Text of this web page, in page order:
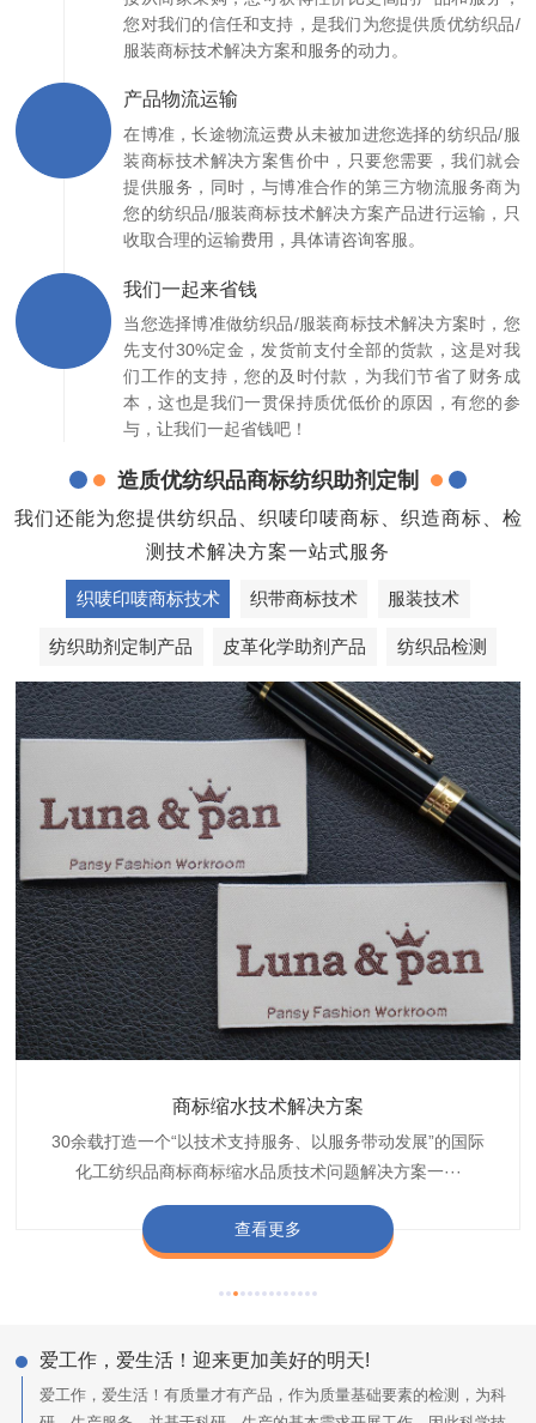
您对我们的信任和支持，是我们为您提供质优纺织品/
服装商标技术解决方案和服务的动力。
产品物流运输
在博准，长途物流运费从未被加进您选择的纺织品/服
装商标技术解决方案售价中，只要您需要，我们就会
提供服务，同时，与博准合作的第三方物流服务商为
您的纺织品/服装商标技术解决方案产品进行运输，只
收取合理的运输费用，具体请咨询客服。
我们一起来省钱
当您选择博准做纺织品/服装商标技术解决方案时，您
先支付30%定金，发货前支付全部的货款，这是对我
们工作的支持，您的及时付款，为我们节省了财务成
本，这也是我们一贯保持质优低价的原因，有您的参
与，让我们一起省钱吧！
造质优纺织品商标纺织助剂定制
我们还能为您提供纺织品、织唛印唛商标、织造商标、检
测技术解决方案一站式服务
织唛印唛商标技术 织带商标技术 服装技术
纺织助剂定制产品 皮革化学助剂产品 纺织品检测
商标缩水技术解决方案
30余载打造一个“以技术支持服务、以服务带动发展”的国际
化工纺织品商标商标缩水品质技术问题解决方案一···
查看更多
织带商标防水技术解决方案
博准公司专注于织带商标防水技术解决方案30余载,励志于
纺织品商标企业打造含油量超标品质技术问题解决方···
查看更多
服装颜色不匀技术解决方案
博准是一家专注30余载设计研发织唛印唛商标、织带服装颜
色不匀品质技术问题解决方案一站式服务提供商,技···
查看更多
纺织品阻燃母粒
博准致力于成为纺织品商标阻燃母粒剂,TF-W760,TF-W760
阻燃母粒剂加工定制服务实力提供商,···
查看更多
爱工作，爱生活！迎来更加美好的明天!
爱工作，爱生活！有质量才有产品，作为质量基础要素的检测，为科